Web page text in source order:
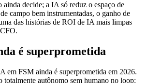
ainda decide; a IA só reduz o espaço de
campo bem instrumentadas, o ganho de
das histórias de ROI de IA mais limpas
é superprometida
em FSM ainda é superprometida em 2026.
totalmente autônomo sem humano no loop: